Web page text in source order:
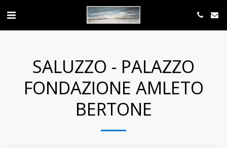
SALUZZO - PALAZZO
FONDAZIONE AMLETO
BERTONE